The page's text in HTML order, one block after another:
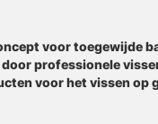
voor toegewijde
professionele
voor het vissen op